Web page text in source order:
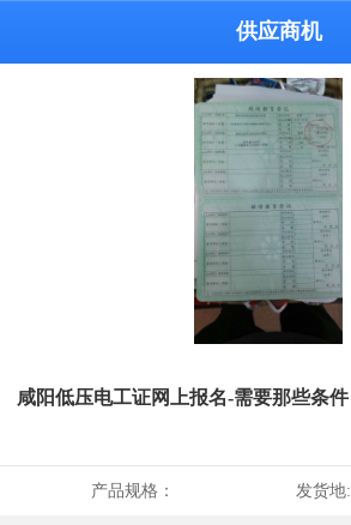
供应商机
咸阳低压电工证网上报名-需要那些条件
产品规格： 发货地: